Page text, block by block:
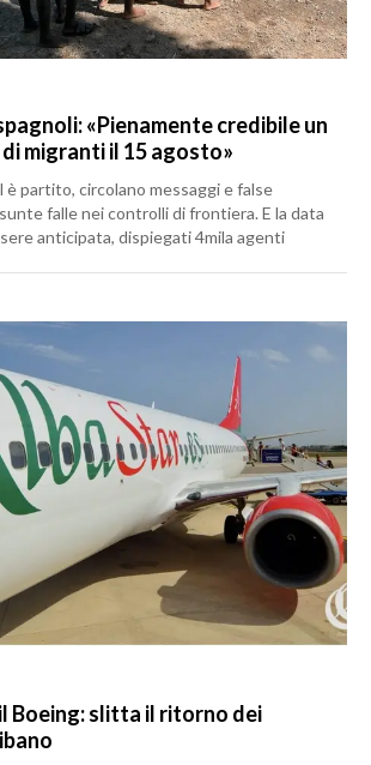
«Pienamente credibile un
migranti il 15 agosto»
è partito, circolano messaggi e false
falle nei controlli di frontiera. E la data
anticipata, dispiegati 4mila agenti
Boeing: slitta il ritorno dei